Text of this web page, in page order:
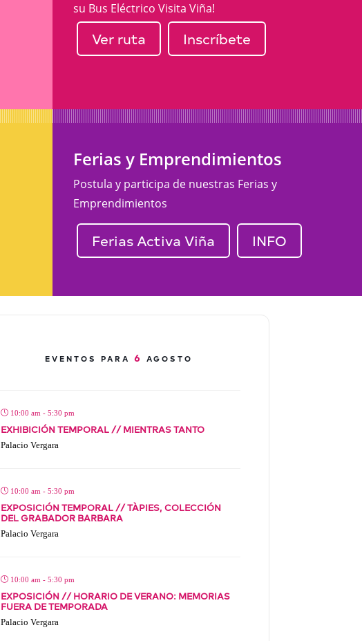
su Bus Eléctrico Visita Viña!
Ver ruta Inscríbete
Ferias y Emprendimientos
Postula y participa de nuestras Ferias y
Emprendimientos
Ferias Activa Viña INFO
EVENTOS PARA6 AGOSTO
10:00 am - 5:30 pm
EXHIBICIÓN TEMPORAL // MIENTRAS TANTO
Palacio Vergara
10:00 am - 5:30 pm
EXPOSICIÓN TEMPORAL // TÀPIES, COLECCIÓN
DEL GRABADOR BARBARA
Palacio Vergara
10:00 am - 5:30 pm
EXPOSICIÓN // HORARIO DE VERANO: MEMORIAS
FUERA DE TEMPORADA
Palacio Vergara